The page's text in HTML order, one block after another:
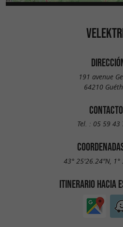
191 avenue
64210
Tel. : 05 59 43
43° 25'26.24"N, 1°
ITINERARIO HACIA